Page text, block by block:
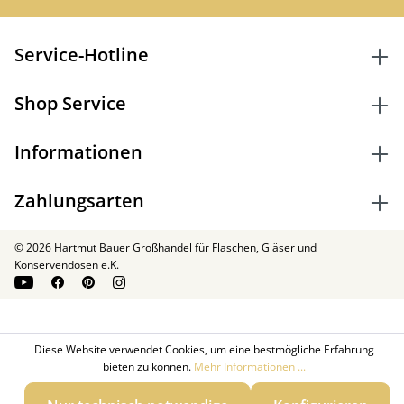
Service-Hotline
Shop Service
Informationen
Zahlungsarten
© 2026 Hartmut Bauer Großhandel für Flaschen, Gläser und
Konservendosen e.K.
Diese Website verwendet Cookies, um eine bestmögliche Erfahrung
bieten zu können. Mehr Informationen ...